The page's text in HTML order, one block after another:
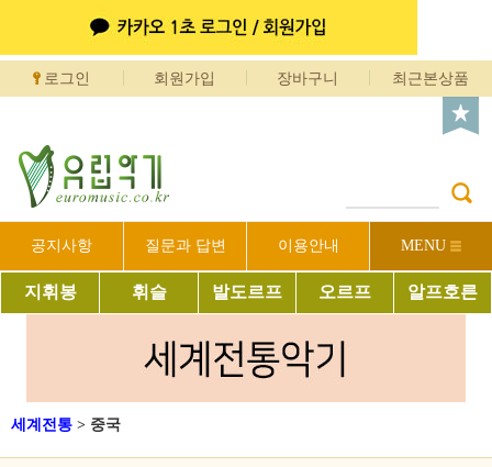
로그인 회원가입 장바구니 최근본상품
공지사항 질문과 답변 이용안내 MENU
지휘봉 휘슬 발도르프 오르프 알프호른
세계전통 > 중국